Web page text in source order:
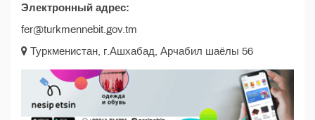
Электронный адрес:
fer@turkmennebit.gov.tm
Туркменистан, г.Ашхабад, Арчабил шаёлы 56